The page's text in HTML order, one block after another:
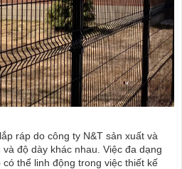
ráp do công ty N&T sản xuất và
độ dày khác nhau. Việc đa dạng
thể linh động trong việc thiết kế